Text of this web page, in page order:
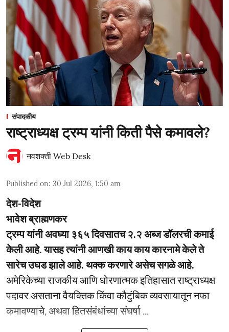
संपादकीय
राष्ट्राध्यक्ष ट्रम्प यांनी किती पैसे कमावले?
नवशक्ती Web Desk
Published on: 30 Jul 2026, 1:50 am
देश-विदेश
भावेश ब्राह्मणकर
ट्रम्प यांनी अवघ्या ३६५ दिवसातच २.२ अब्ज डॉलरची कमाई
केली आहे. यासह त्यांनी आणखी काय काय कारनामे केले ते
सारेच उघड झाले आहे. थक्क करणारे असेच सगळे आहे.
अमेरिकेच्या राजकीय आणि धोरणात्मक इतिहासात राष्ट्राध्यक्ष
पदावर असताना वैयक्तिक किंवा कौटुंबिक व्यवसायातून नफा
कमावण्याचे, अथवा हितसंबंधांच्या संघर्षा ...